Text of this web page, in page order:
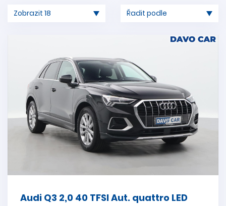
Audi Q3 2,0 40 TFSI Aut. quattro LED